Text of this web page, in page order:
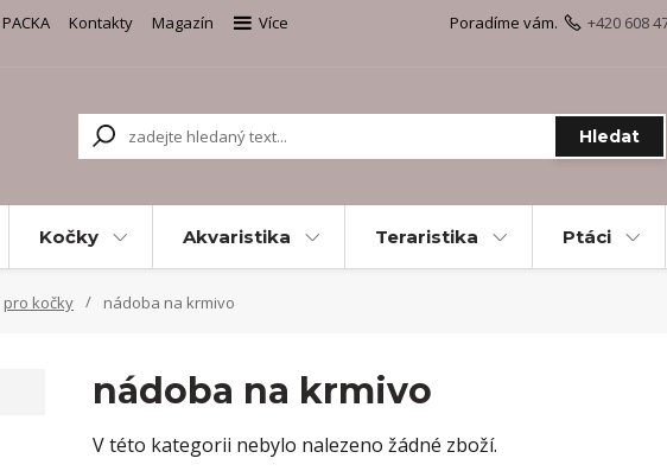
Kontakty Magazín
Více
Hledat
Poradíme vám. +420 608
Kočky Akvaristika Teraristika Ptáci
pro kočky nádoba na krmivo
nádoba na krmivo
V této kategorii nebylo nalezeno žádné zboží.